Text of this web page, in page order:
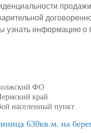
узнать информацию о
ФО
край
населенный пункт
630кв.м. на